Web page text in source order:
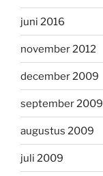
juni 2016
november 2012
december 2009
september 2009
augustus 2009
juli 2009